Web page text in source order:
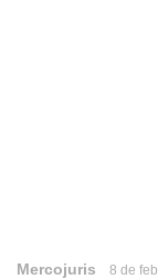
Mercojuris 8 de